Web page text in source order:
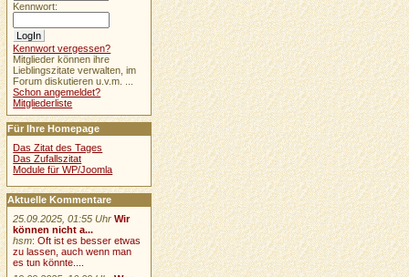
Kennwort:
Kennwort vergessen?
Mitglieder können ihre
Lieblingszitate verwalten, im
Forum diskutieren u.v.m. ...
Schon angemeldet?
Mitgliederliste
Für Ihre Homepage
Das Zitat des Tages
Das Zufallszitat
Module für WP/Joomla
Aktuelle Kommentare
25.09.2025, 01:55 Uhr Wir
können nicht a...
hsm:Oft ist es besser etwas
zu lassen, auch wenn man
es tun könnte....